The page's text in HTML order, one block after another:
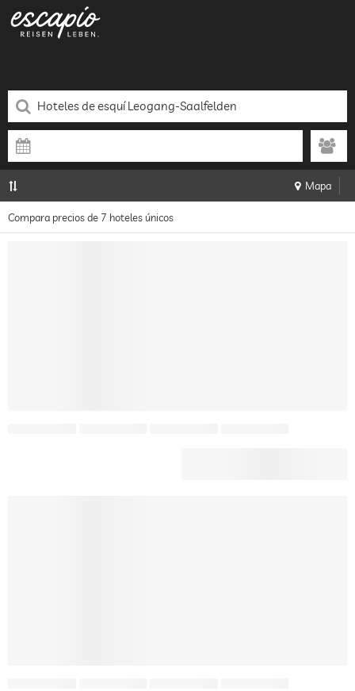
Mapa
Compara precios de 7 hoteles únicos